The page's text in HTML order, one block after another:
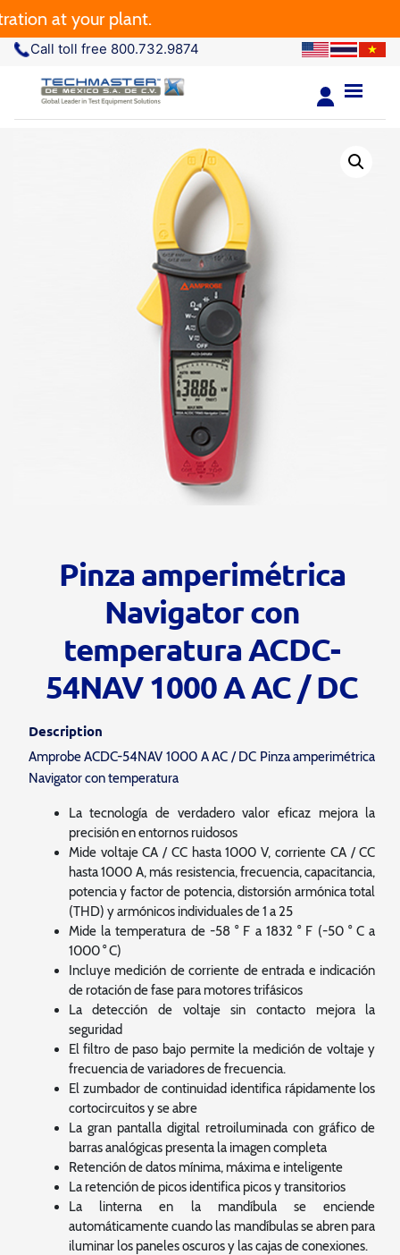
at your plant.
Call toll free 800.732.9874
Pinza amperimétrica
Navigator con
temperatura ACDC-
54NAV 1000 A AC / DC
Description
Amprobe ACDC-54NAV 1000 A AC / DC Pinza amperimétrica
Navigator con temperatura
La tecnología de verdadero valor eficaz mejora la
precisión en entornos ruidosos
Mide voltaje CA / CC hasta 1000 V, corriente CA / CC
hasta 1000 A, más resistencia, frecuencia, capacitancia,
potencia y factor de potencia, distorsión armónica total
(THD) y armónicos individuales de 1 a 25
Mide la temperatura de -58 ° F a 1832 ° F (-50 ° C a
1000 ° C)
Incluye medición de corriente de entrada e indicación
de rotación de fase para motores trifásicos
La detección de voltaje sin contacto mejora la
seguridad
El filtro de paso bajo permite la medición de voltaje y
frecuencia de variadores de frecuencia.
El zumbador de continuidad identifica rápidamente los
cortocircuitos y se abre
La gran pantalla digital retroiluminada con gráfico de
barras analógicas presenta la imagen completa
Retención de datos mínima, máxima e inteligente
La retención de picos identifica picos y transitorios
La linterna en la mandíbula se enciende
automáticamente cuando las mandíbulas se abren para
iluminar los paneles oscuros y las cajas de conexiones.